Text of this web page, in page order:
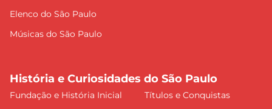
Elenco do São Paulo
Músicas do São Paulo
História e Curiosidades do São Paulo
Fundação e História Inicial
Títulos e Conquistas